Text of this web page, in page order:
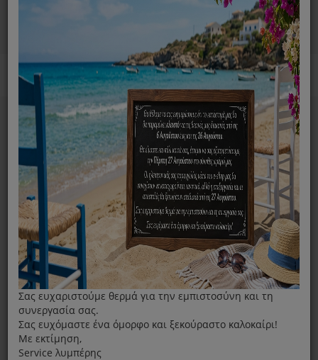
Ανταλλακτικά ηλεκτρικών συσκευών MENU
Home Σκούπα
Φίλτρα Σκούπας
Φίλτρο Hepa Siemens BBZ153HF
Σας ευχαριστούμε θερμά για την εμπιστοσύνη και τη
συνεργασία σας.
Σας ευχόμαστε ένα όμορφο και ξεκούραστο καλοκαίρι!
Με εκτίμηση,
Service λυμπέρης